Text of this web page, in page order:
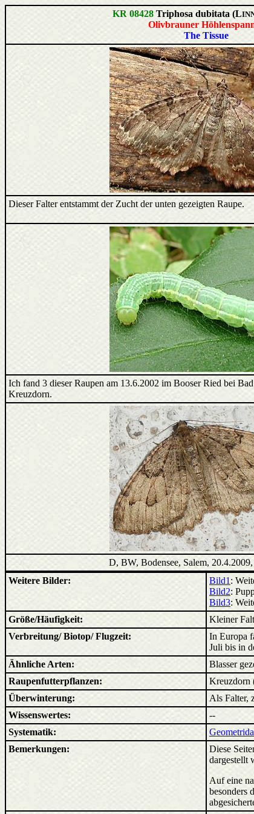
KR 08428 Triphosa dubitata (L
Olivbrauner
The Tissue
Dieser Falter entstammt der Zucht der unten gezeigten Raupe.
Ich fand 3 dieser Raupen am 13.6.2002 im Booser Ried bei
Kreuzdorn.
D, BW, Bodensee, Salem, 20.4.2009,
Weitere Bilder:
Bild1 :
Bild2:
Bild3:
Größe/Häufigkeit:
Kleiner
Verbreitung/ Biotop/ Flugzeit:
In Europa
Juli bis in
Ähnliche Arten:
Blasser
Raupenfutterpflanzen:
Kreuzdorn
Überwinterung:
Als Falter,
Wissenswertes:
--
Systematik:
Bemerkungen:
Diese
dargestellt
Auf eine
besonders